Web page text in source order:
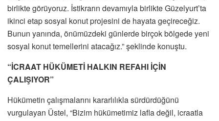
birlikte görüyoruz. İstikrarın devamıyla birlikte Güzelyurt’ta
ikinci etap sosyal konut projesini de hayata geçireceğiz.
Bunun yanında, önümüzdeki günlerde birçok bölgede yeni
sosyal konut temellerini atacağız.” şeklinde konuştu.
“İCRAAT HÜKÜMETİ HALKIN REFAHI İÇİN
ÇALIŞIYOR”
Hükümetin çalışmalarını kararlılıkla sürdürdüğünü
vurgulayan Üstel, “Bizim hükümetimiz lafla değil, icraatla